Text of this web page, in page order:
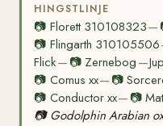
HINGSTLINJE
📷 Florett 310108323—
📷 Flingarth 310105506
Flick— 📷 Zernebog —
📷 Comus xx— 📷
📷 Conductor xx— 📷
📷 Godolphin Arabian ox